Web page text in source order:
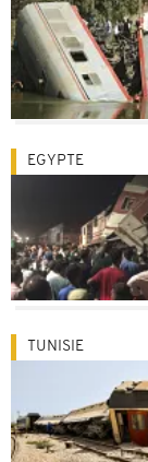
EGYPTE
TUNISIE